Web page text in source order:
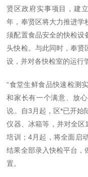
贤区政府实事项目，建
年，奉贤区将大力推进学
须配置食品安全的快检设
头快检。与此同时，奉贤
设，并对各快检室的运行
“食堂生鲜食品快速检测
和家长有一个满意、放
说。自3月起，区*已开始
仪器、冰箱等，并对全
培训；4月起，将全面启
结果全部录入快检平台，
置。